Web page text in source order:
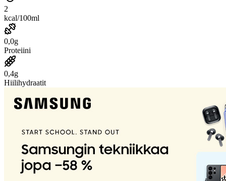
2
kcal/100ml
0,0g
Proteiini
0,4g
Hiilihydraatit